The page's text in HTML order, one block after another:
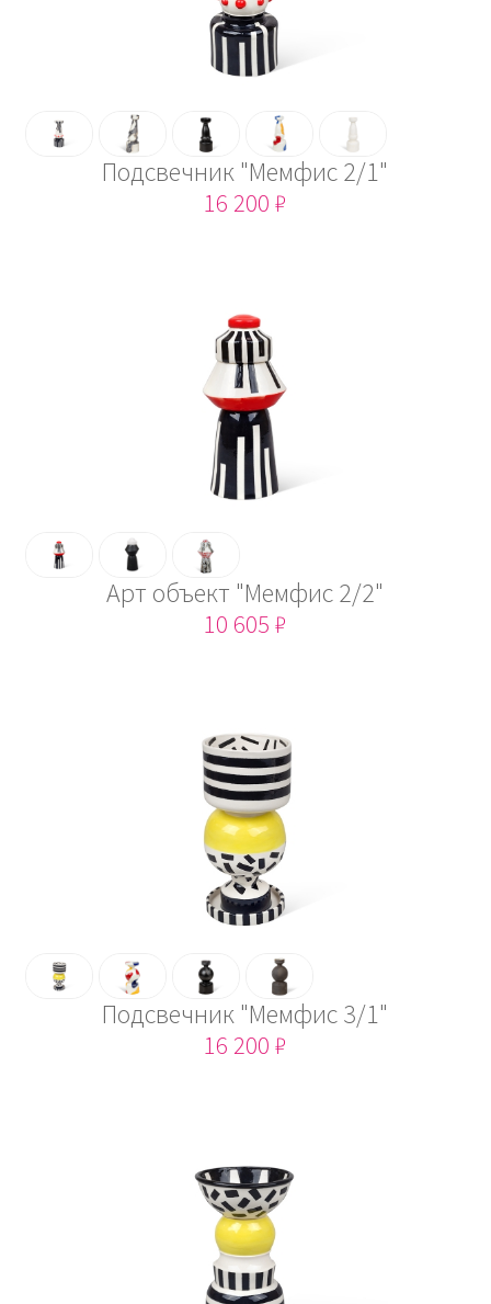
Подсвечник "Мемфис 2/1"
16 200 ₽
Арт объект "Мемфис 2/2"
10 605 ₽
Подсвечник "Мемфис 3/1"
16 200 ₽